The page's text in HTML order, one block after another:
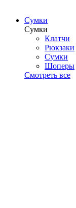
Сумки
Сумки
Клатчи
Рюкзаки
Сумки
Шоперы
Смотреть все